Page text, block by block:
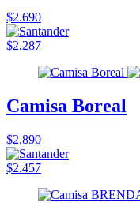
$2.690
$2.287
Camisa Boreal
$2.890
$2.457